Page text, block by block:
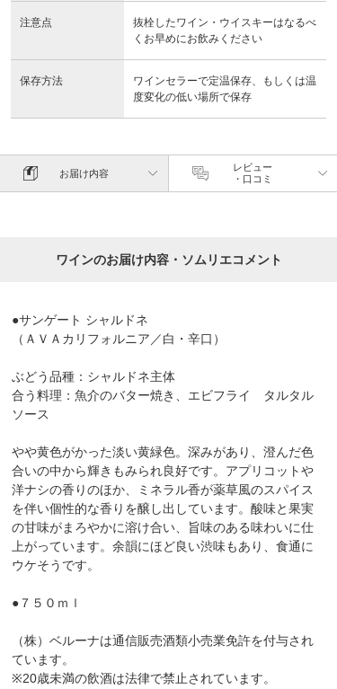
注意点
抜栓したワイン・ウイスキーはなるべ
くお早めにお飲みください
保存方法
ワインセラーで定温保存、もしくは温
度変化の低い場所で保存
お届け内容
レビュー
・口コミ
ワインのお届け内容・ソムリエコメント
●サンゲート シャルドネ
（ＡＶＡカリフォルニア／白・辛口）
ぶどう品種：シャルドネ主体
合う料理：魚介のバター焼き、エビフライ タルタル
ソース
やや黄色がかった淡い黄緑色。深みがあり、澄んだ色
合いの中から輝きもみられ良好です。アプリコットや
洋ナシの香りのほか、ミネラル香が薬草風のスパイス
を伴い個性的な香りを醸し出しています。酸味と果実
の甘味がまろやかに溶け合い、旨味のある味わいに仕
上がっています。余韻にほど良い渋味もあり、食通に
ウケそうです。
●７５０ｍｌ
（株）ベルーナは通信販売酒類小売業免許を付与され
ています。
※20歳未満の飲酒は法律で禁止されています。